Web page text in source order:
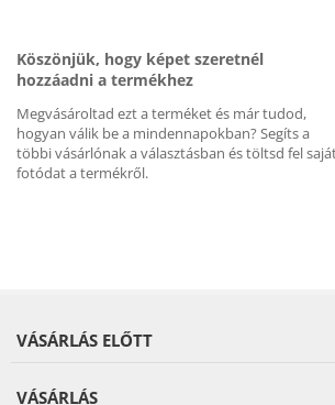
Köszönjük, hogy képet szeretnél
hozzáadni a termékhez
Megvásároltad ezt a terméket és már tudod,
hogyan válik be a mindennapokban? Segíts a
többi vásárlónak a választásban és töltsd fel
fotódat a termékről.
VÁSÁRLÁS ELŐTT
VÁSÁRLÁS